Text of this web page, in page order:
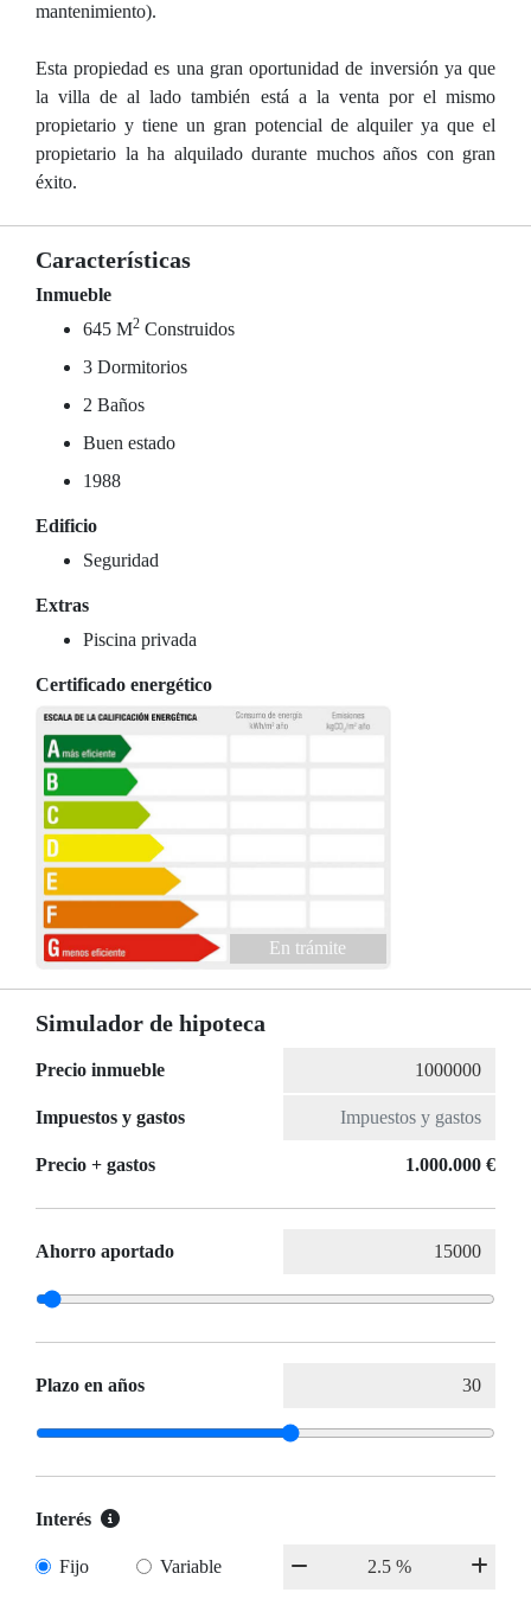
mantenimiento).
Esta propiedad es una gran oportunidad de inversión ya que
la villa de al lado también está a la venta por el mismo
propietario y tiene un gran potencial de alquiler ya que el
propietario la ha alquilado durante muchos años con gran
éxito.
Características
Inmueble
645 M2 Construidos
3 Dormitorios
2 Baños
Buen estado
1988
Edificio
Seguridad
Extras
Piscina privada
Certificado energético
En trámite
Simulador de hipoteca
Precio inmueble
Impuestos y gastos
Precio + gastos 1.000.000 €
Ahorro aportado
Plazo en años
Interés
Fijo Variable